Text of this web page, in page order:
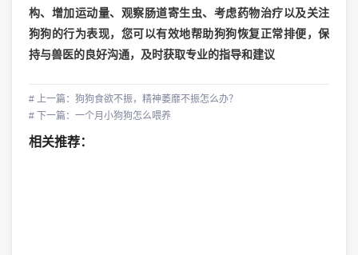
构、增加运动量、观察肠道寄生虫、考虑药物治疗以及关注
狗狗的行为表现，您可以有效地帮助狗狗恢复正常排便，保
持与兽医的良好沟通，及时获取专业的指导和建议
# 上一篇：狗狗食欲不振，精神萎靡不振怎么办？
# 下一篇：一个月小狗狗怎么喂养
相关推荐：